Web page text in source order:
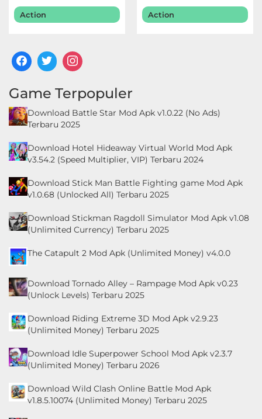
Action Action
Game Terpopuler
Download Battle Star Mod Apk v1.0.22 (No Ads)
Terbaru 2025
Download Hotel Hideaway Virtual World Mod Apk
v3.54.2 (Speed Multiplier, VIP) Terbaru 2024
Download Stick Man Battle Fighting game Mod Apk
v1.0.68 (Unlocked All) Terbaru 2025
Download Stickman Ragdoll Simulator Mod Apk v1.08
(Unlimited Currency) Terbaru 2025
The Catapult 2 Mod Apk (Unlimited Money) v4.0.0
Download Tornado Alley – Rampage Mod Apk v0.23
(Unlock Levels) Terbaru 2025
Download Riding Extreme 3D Mod Apk v2.9.23
(Unlimited Money) Terbaru 2025
Download Idle Superpower School Mod Apk v2.3.7
(Unlimited Money) Terbaru 2026
Download Wild Clash Online Battle Mod Apk
v1.8.5.10074 (Unlimited Money) Terbaru 2025